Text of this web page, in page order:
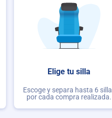
Elige tu silla
Escoge y separa hasta 6
por cada compra realizada.